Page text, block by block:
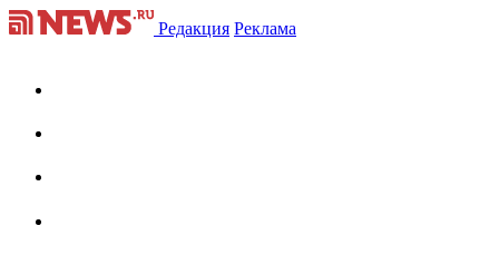
Редакция Реклама